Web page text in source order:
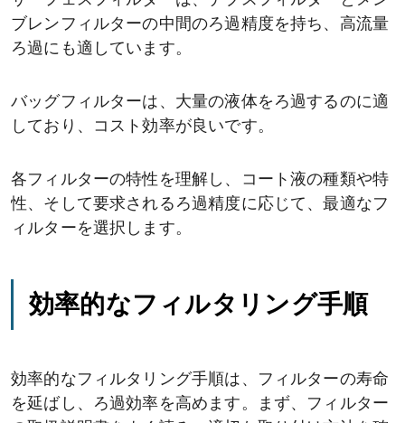
ブレンフィルターの中間のろ過精度を持ち、高流量
ろ過にも適しています。
バッグフィルターは、大量の液体をろ過するのに適
しており、コスト効率が良いです。
各フィルターの特性を理解し、コート液の種類や特
性、そして要求されるろ過精度に応じて、最適なフ
ィルターを選択します。
効率的なフィルタリング手順
効率的なフィルタリング手順は、フィルターの寿命
を延ばし、ろ過効率を高めます。まず、フィルター